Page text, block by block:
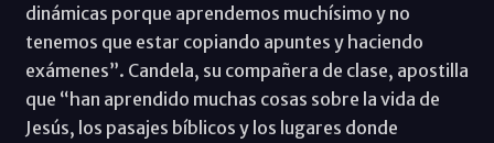
dinámicas porque aprendemos muchísimo y no
tenemos que estar copiando apuntes y haciendo
exámenes”. Candela, su compañera de clase, apostilla
que “han aprendido muchas cosas sobre la vida de
Jesús, los pasajes bíblicos y los lugares donde